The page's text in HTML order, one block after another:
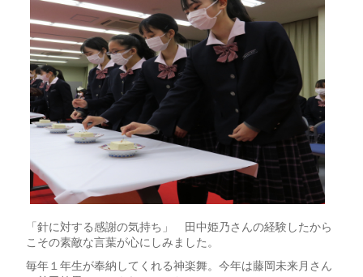
「針に対する感謝の気持ち」 田中姫乃さんの経験したから
こその素敵な言葉が心にしみました。
毎年１年生が奉納してくれる神楽舞。今年は藤岡未来月さん